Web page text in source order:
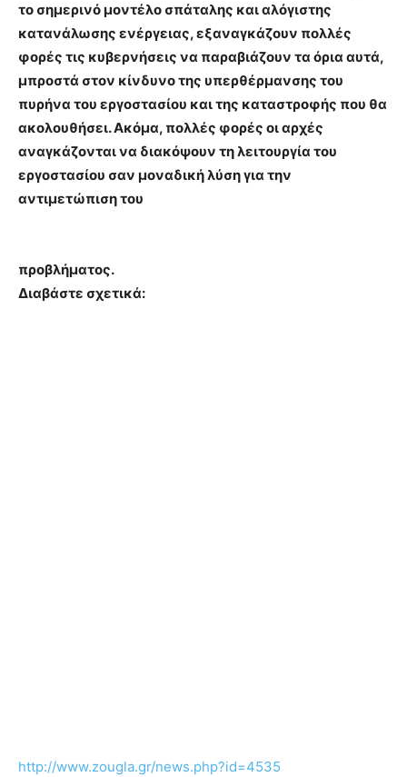
το σημερινό μοντέλο σπάταλης και αλόγιστης
κατανάλωσης ενέργειας, εξαναγκάζουν πολλές
φορές τις κυβερνήσεις να παραβιάζουν τα όρια αυτά,
μπροστά στον κίνδυνο της υπερθέρμανσης του
πυρήνα του εργοστασίου και της καταστροφής που θα
ακολουθήσει. Ακόμα, πολλές φορές οι αρχές
αναγκάζονται να διακόψουν τη λειτουργία του
εργοστασίου σαν μοναδική λύση για την
αντιμετώπιση του
προβλήματος.
Διαβάστε σχετικά:
http://www.zougla.gr/news.php?id=4535